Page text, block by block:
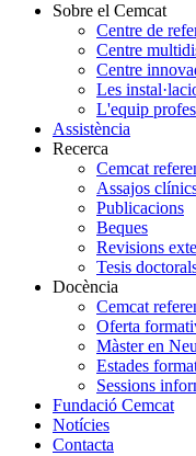
Sobre el Cemcat
Centre de
Centre
Centre
Les
L'equip
Assistència
Recerca
Cemcat
Assajos
Publicacions
Beques
Revisions
Tesis
Docència
Cemcat
Oferta
Màster en
Estades
Sessions
Fundació Cemcat
Notícies
Contacta